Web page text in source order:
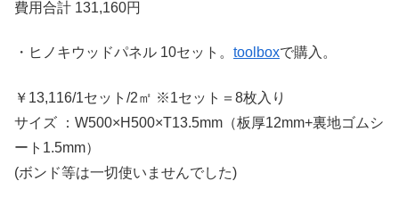
費用合計 131,160円
・ヒノキウッドパネル 10セット。 toolboxで購入。
￥13,116/1セット/2㎡ ※1セット＝8枚入り
サイズ ：W500×H500×T13.5mm（板厚12mm+裏地ゴムシ
ート1.5mm）
(ボンド等は一切使いませんでした)